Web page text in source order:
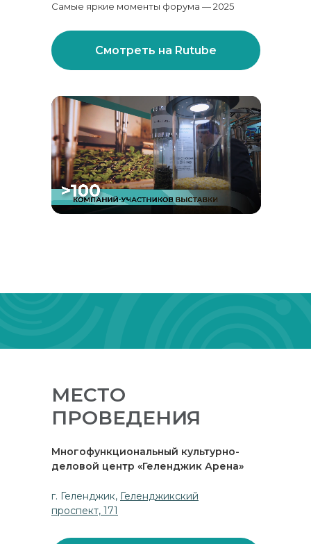
Самые яркие моменты форума — 2025
Смотреть на Rutube
МЕСТО
ПРОВЕДЕНИЯ
г. Геленджик, Геленджикский
проспект, 171
Многофункциональный культурно-
деловой центр «Геленджик Арена»